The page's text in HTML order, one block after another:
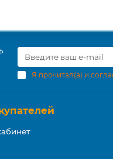
Я прочитал(а) и